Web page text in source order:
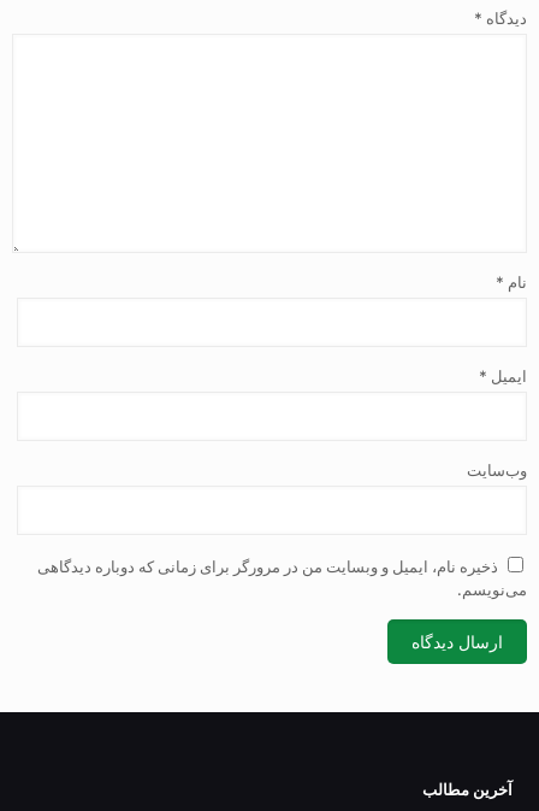
دیدگاه *
نام *
ایمیل *
وب‌سایت
ذخیره نام، ایمیل و وبسایت من در مرورگر برای زمانی که دوباره دیدگاهی
می‌نویسم.
آخرین مطالب